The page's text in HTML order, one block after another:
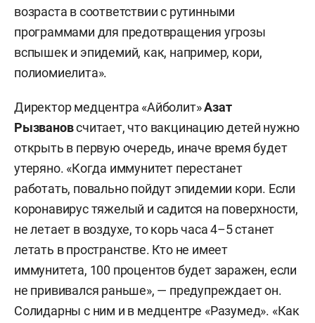
возраста в соответствии с рутинными
программами для предотвращения угрозы
вспышек и эпидемий, как, например, кори,
полиомиелита».
Директор медцентра «Айболит»Азат
Рызвановсчитает, что вакцинацию детей нужно
открыть в первую очередь, иначе время будет
утеряно. «Когда иммунитет перестанет
работать, повально пойдут эпидемии кори. Если
коронавирус тяжелый и садится на поверхности,
не летает в воздухе, то корь часа 4–5 станет
летать в пространстве. Кто не имеет
иммунитета, 100 процентов будет заражен, если
не прививался раньше», — предупреждает он.
Солидарны с ним и в медцентре «Разумед». «Как